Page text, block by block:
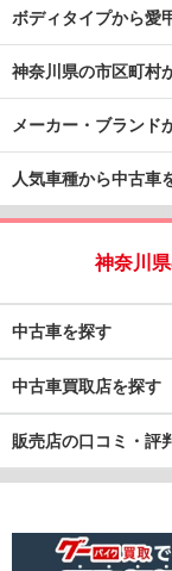
ボディタイプから愛
神奈川県の市区町村
メーカー・ブランド
人気車種から中古車
神奈川
中古車を探す
中古車買取店を探す
販売店の口コミ・評